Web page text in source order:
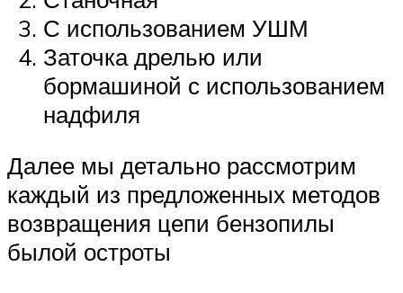
С использованием УШМ
Заточка дрелью или
бормашиной с использованием
надфиля
Далее мы детально рассмотрим
каждый из предложенных методов
возвращения цепи бензопилы
былой остроты